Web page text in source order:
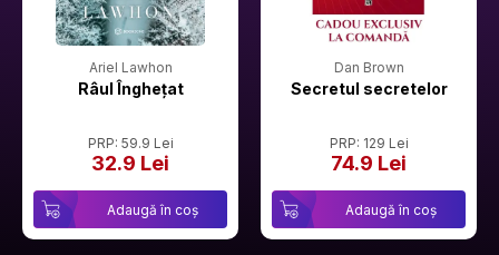
Ariel Lawhon
Râul Înghețat
PRP: 59.9 Lei
32.9 Lei
Adaugă în coș
Dan Brown
Secretul secretelor
PRP: 129 Lei
74.9 Lei
Adaugă în coș